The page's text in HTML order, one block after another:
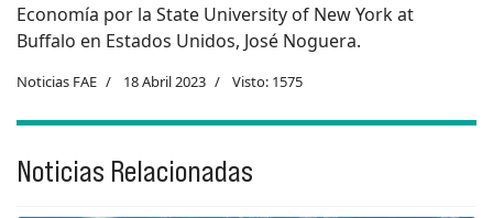
Economía por la State University of New York at
Buffalo en Estados Unidos, José Noguera.
Noticias FAE 18 Abril 2023 Visto: 1575
Noticias Relacionadas